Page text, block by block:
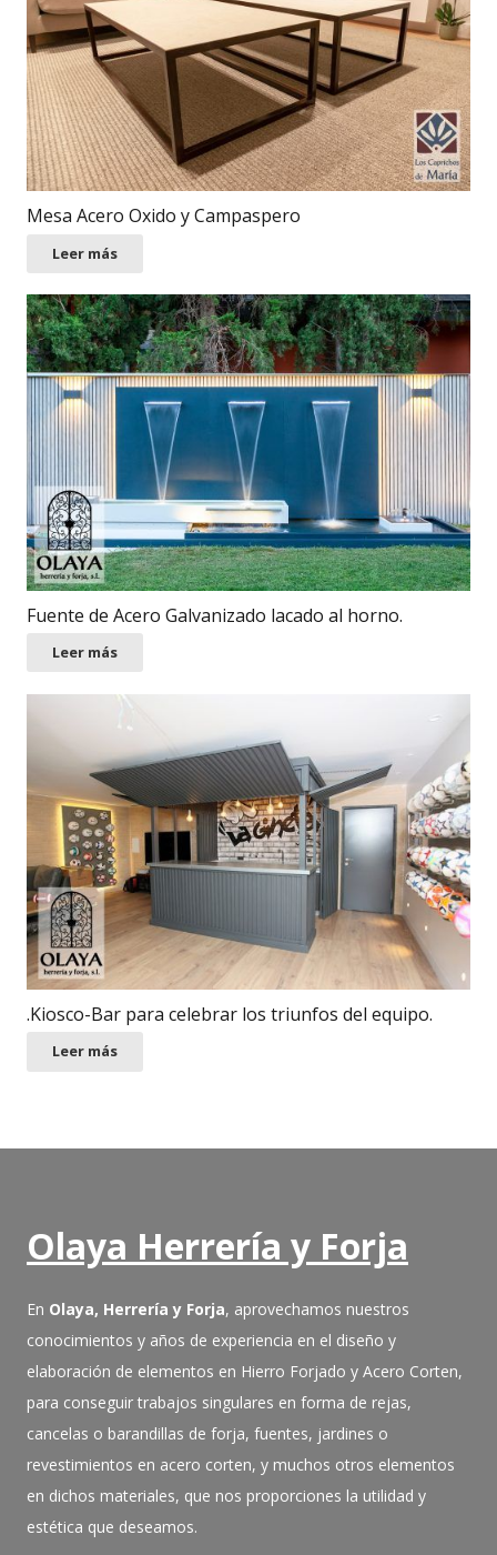
Mesa Acero Oxido y Campaspero
Leer más
Fuente de Acero Galvanizado lacado al horno.
Leer más
.Kiosco-Bar para celebrar los triunfos del equipo.
Leer más
Olaya Herrería y Forja
En Olaya, Herrería y Forja, aprovechamos nuestros
conocimientos y años de experiencia en el diseño y
elaboración de elementos en Hierro Forjado y Acero Corten,
para conseguir trabajos singulares en forma de rejas,
cancelas o barandillas de forja, fuentes, jardines o
revestimientos en acero corten, y muchos otros elementos
en dichos materiales, que nos proporciones la utilidad y
estética que deseamos.